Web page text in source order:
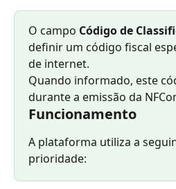
O campo Código de
definir um código fiscal
de internet.
Quando informado, este
durante a emissão da
Funcionamento
A plataforma utiliza a
prioridade: